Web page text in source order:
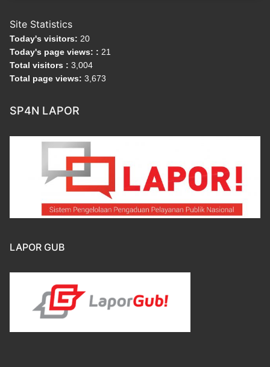
Site Statistics
Today's visitors: 20
Today's page views: : 21
Total visitors : 3,004
Total page views: 3,673
SP4N LAPOR
LAPOR GUB